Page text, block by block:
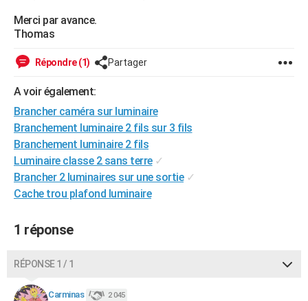
GUIDES D'ACHAT
BONS PLANS
CARTE DE VOEUX
Carte de Noël
Carte Bonne année
Carte Saint-Valentin
Carte Pâques
Carte d'anniversaire
DICTIONNAIRE
Dictionnaire
Biographies
Citations
Expressions
Proverbes
PROGRAMME TV
COPAINS D'AVANT
Service militaire
Avis de recherche
FORUM
Bricolage
Lifestyle
Culture
Sport
Auto
Television
Voyage
Cinema
Merci par avance.
Thomas
Répondre (1) Partager
A voir également:
Brancher caméra sur luminaire
Branchement luminaire 2 fils sur 3 fils
Branchement luminaire 2 fils
Luminaire classe 2 sans terre ✓
Brancher 2 luminaires sur une sortie ✓
Cache trou plafond luminaire
1 réponse
RÉPONSE 1 / 1
Carminas 2 045